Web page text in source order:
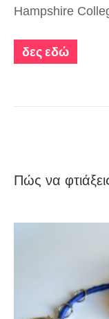
Hampshire
δες εδώ
Πώς να